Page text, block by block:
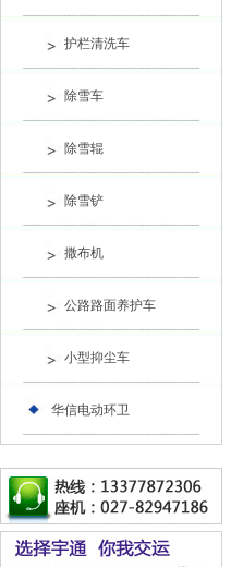
护栏清洗车
除雪车
除雪辊
除雪铲
撒布机
公路路面养护车
小型抑尘车
华信电动环卫